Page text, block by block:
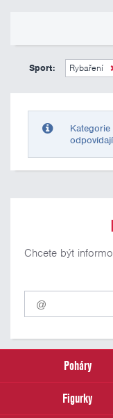
0 Kč
Sport: Rybaření
Kategorie
Chcete být
Pro
odběr
našich
email
Poháry
Figurky